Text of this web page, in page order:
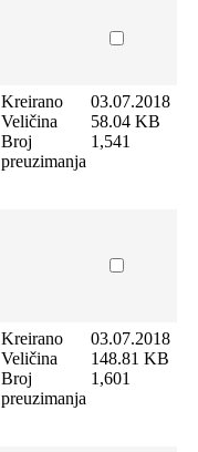
Kreirano
Veličina
Broj
preuzimanja
03.07.2018
58.04 KB
1,541
Kreirano
Veličina
Broj
preuzimanja
03.07.2018
148.81 KB
1,601